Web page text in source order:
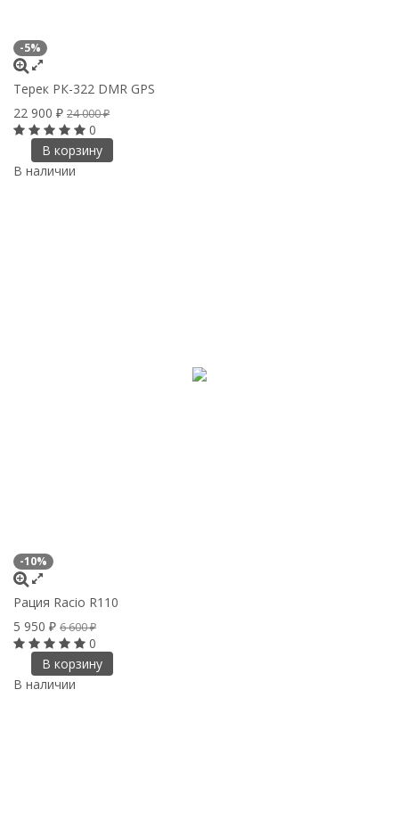
-5%
Терек РК-322 DMR GPS
22 900 ₽ 24 000₽
0
В корзину
В наличии
-10%
Рация Racio R110
5 950 ₽ 6 600₽
0
В корзину
В наличии